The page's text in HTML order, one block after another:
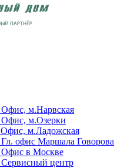
Офис, м.Нарвская
Офис, м.Озерки
Офис, м.Ладожская
Гл. офис Маршала Говорова
Офис в Москве
Сервисный центр